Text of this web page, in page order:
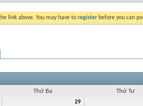
link above. You may have to register before you can
Thứ Ba Thứ Tư
29